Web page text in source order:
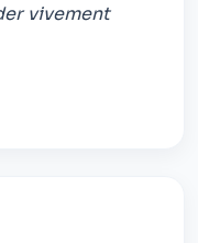
vivement